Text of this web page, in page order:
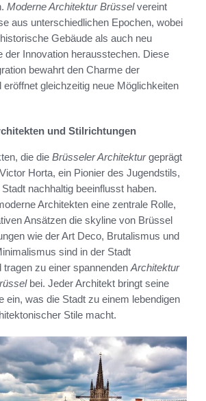
Moderne Architektur Brüsselvereint
aus unterschiedlichen Epochen, wobei
Gebäude als auch neu
der Innovation herausstechen. Diese
bewahrt den Charme der
eröffnet gleichzeitig neue Möglichkeiten
und Stilrichtungen
die die Brüsseler Architekturgeprägt
Horta, ein Pionier des Jugendstils,
nachhaltig beeinflusst haben.
Architekten eine zentrale Rolle,
Ansätzen die skyline von Brüssel
wie der Art Deco, Brutalismus und
sind in der Stadt
tragen zu einer spannenden Architektur
bei. Jeder Architekt bringt seine
ein, was die Stadt zu einem lebendigen
Stile macht.